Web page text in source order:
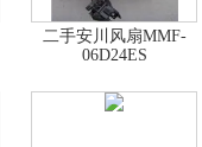
二手安川风扇MMF-
06D24ES